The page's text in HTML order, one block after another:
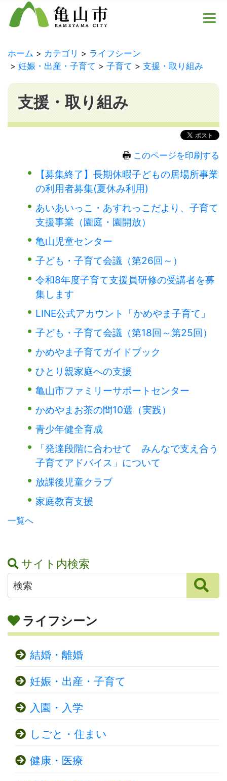
ホーム カテゴリ
ライフシーン
妊娠・出産・子育て
子育て 支援・取り組み
支援・取り組み
このページを印刷する
【募集終了】長期休暇子どもの居場所事業
の利用者募集(夏休み利用)
あいあいっこ・あすれっこだより、子育て
支援事業（園庭・園開放）
亀山児童センター
子ども・子育て会議（第26回～）
令和8年度子育て支援員研修の受講者を募
集します
LINE公式アカウント「かめやま子育て」
子ども・子育て会議（第18回～第25回）
かめやま子育てガイドブック
ひとり親家庭への支援
亀山市ファミリーサポートセンター
かめやまお茶の間10選（実践）
青少年健全育成
「発達段階に合わせて みんなで支え合う
子育てアドバイス」について
放課後児童クラブ
家庭教育支援
一覧へ
サイト内検索
ライフシーン
結婚・離婚
妊娠・出産・子育て
入園・入学
しごと・住まい
健康・医療